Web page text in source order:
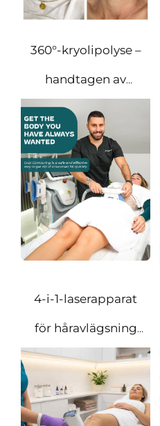
360°-kryolipolyse –
handtagen av
livsmedelsgradssilikon
4-i-1-laserapparat
för håravlägsning
med FDA-
certifiering